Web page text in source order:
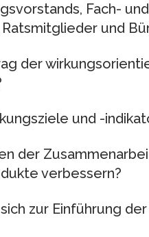
Fach-
und
der
und -
der
verbessern?
zur Einführung